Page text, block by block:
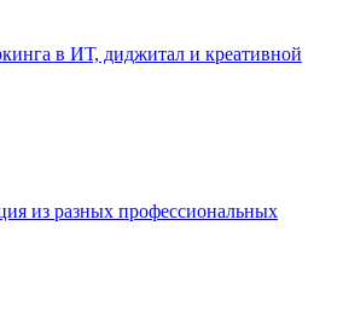
в ИТ, диджитал и креативной
из разных профессиональных